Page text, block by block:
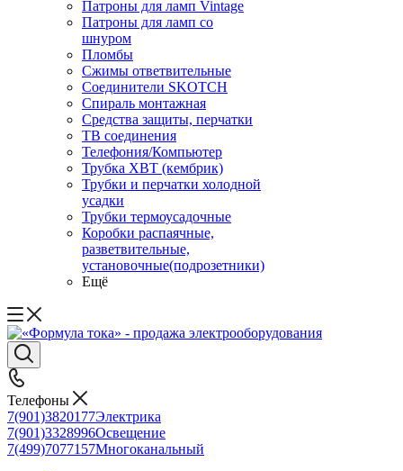
Патроны для ламп Vintage
Патроны для ламп со
шнуром
Пломбы
Сжимы ответвительные
Соединители SKOTCH
Спираль монтажная
Средства защиты, перчатки
ТВ соединения
Телефония/Компьютер
Трубка ХВТ (кембрик)
Трубки и перчатки холодной
усадки
Трубки термоусадочные
Коробки распаячные,
разветвительные,
установочные(подрозетники)
Ещё
Телефоны
7(901)3820177Электрика
7(901)3328996Освещение
7(499)7077157Многоканальный